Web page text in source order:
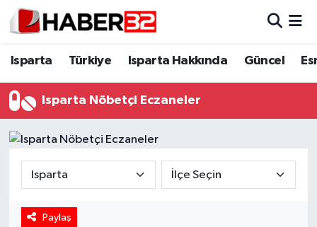
Isparta Türkiye Isparta Hakkında Güncel
Isparta Nöbetçi Eczaneler
Paylaş
Isparta
ASAYİŞ
Isparta Nöbetçi Eczaneler
Süper Lig Puan Durumu ve Fikstür